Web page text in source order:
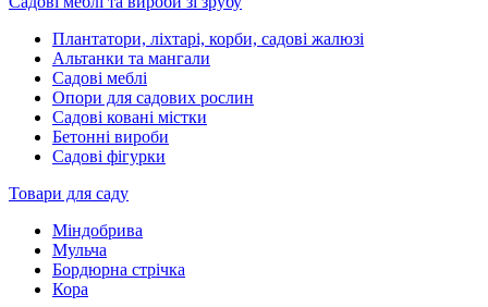
Плантатори, ліхтарі, корби, садові жалюзі
Альтанки та мангали
Садові меблі
Опори для садових рослин
Садові ковані містки
Бетонні вироби
Садові фігурки
Товари для саду
Міндобрива
Мульча
Бордюрна стрічка
Кора